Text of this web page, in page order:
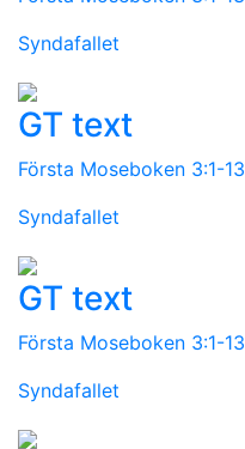
Syndafallet
GT text
Första Moseboken 3:1-13
Syndafallet
GT text
Första Moseboken 3:1-13
Syndafallet